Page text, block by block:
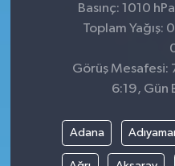
Basınç: 1010
Toplam Yağış:
Görüş Mesafesi:
6:19, Gün
Adana